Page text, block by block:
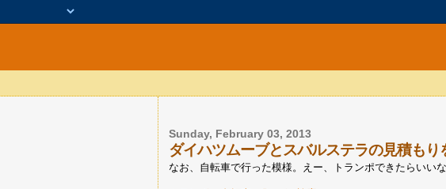
Sunday, February 03, 2013
ダイハツムーブとスバルステラの見積もり
なお、自転車で行った模様。えー、トランポできたらいい